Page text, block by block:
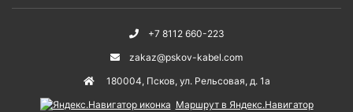
+7 8112 660-223
zakaz@pskov-kabel.com
180004, Псков, ул. Рельсовая, д. 1а
Маршрут в Яндекс.Навигатор